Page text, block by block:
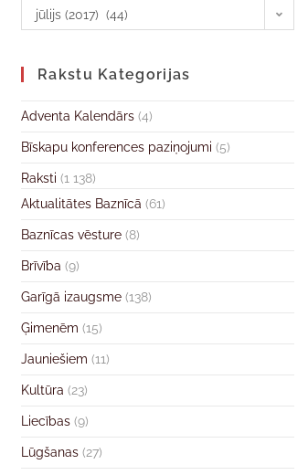
jūlijs (2017) (44)
Rakstu Kategorijas
Adventa Kalendārs (4)
Bīskapu konferences paziņojumi (5)
Raksti (1 138)
Aktualitātes Baznīcā (61)
Baznīcas vēsture (8)
Brīvība (9)
Garīgā izaugsme (138)
Ģimenēm (15)
Jauniešiem (11)
Kultūra (23)
Liecības (9)
Lūgšanas (27)